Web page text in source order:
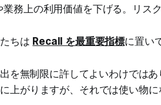
業務上の利用価値を下げる。リス
ちは Recall を最重要指標に置い
を無制限に許してよいわけでは
上がりますが、それでは使い物に